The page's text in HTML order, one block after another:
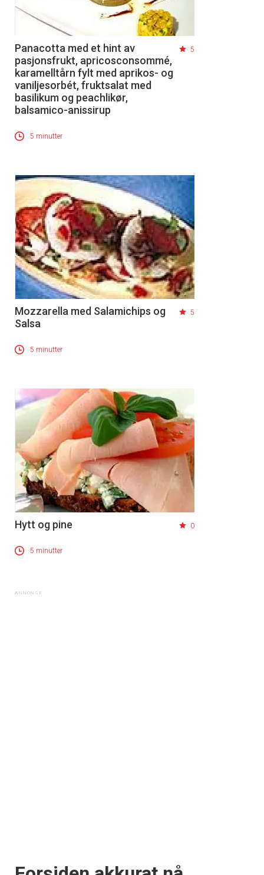
Panacotta med et hint av
pasjonsfrukt, apricosconsommé,
karamelltårn fylt med aprikos- og
vaniljesorbét, fruktsalat med
basilikum og peachlikør,
balsamico-anissirup
5
5 minutter
Mozzarella med Salamichips og
Salsa
5
5 minutter
Hytt og pine 0
5 minutter